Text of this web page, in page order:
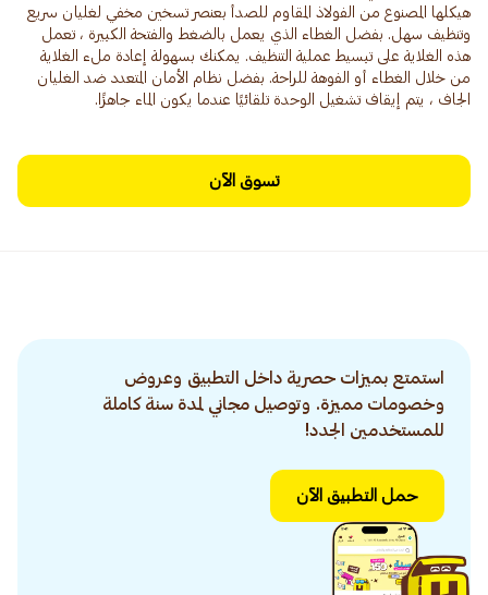
هيكلها المصنوع من الفولاذ المقاوم للصدأ بعنصر تسخين مخفي لغليان سريع
وتنظيف سهل. بفضل الغطاء الذي يعمل بالضغط والفتحة الكبيرة ، تعمل
هذه الغلاية على تبسيط عملية التنظيف. يمكنك بسهولة إعادة ملء الغلاية
من خلال الغطاء أو الفوهة للراحة. بفضل نظام الأمان المتعدد ضد الغليان
الجاف ، يتم إيقاف تشغيل الوحدة تلقائيًا عندما يكون الماء جاهزًا.
تسوق الآن
استمتع بميزات حصرية داخل التطبيق وعروض
وخصومات مميزة. وتوصيل مجاني لمدة سنة كاملة
للمستخدمين الجدد!
حمل التطبيق الآن